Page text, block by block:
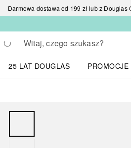
Darmowa dostawa od 199 zł lub z
Wracać
Wykonaj wyszukiwanie
25 LAT DOUGLAS
PROMOCJE